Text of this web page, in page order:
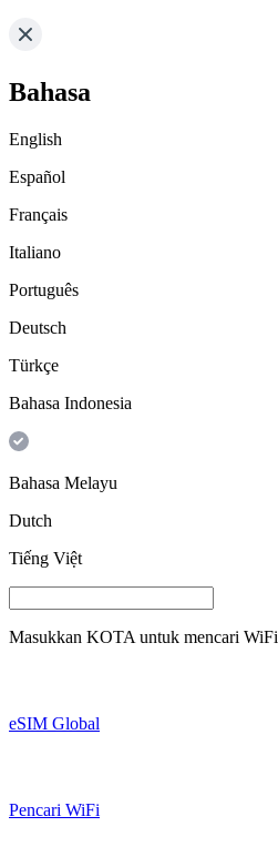
Bahasa
English
Español
Français
Italiano
Português
Deutsch
Türkçe
Bahasa Indonesia
Bahasa Melayu
Dutch
Tiếng Việt
Masukkan KOTA untuk mencari WiFi
eSIM Global
Pencari WiFi